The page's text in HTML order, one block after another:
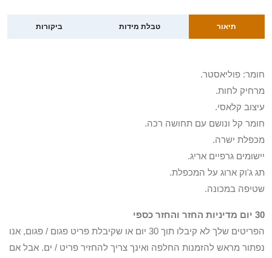
תיאור טבלת מידות ביקורות
חומר: פוליאסטר.
מרחיק לחות.
עיצוב קלאסי.
חומר קל ונושם עם תחושה רכה.
מכפלת ישרה.
יישומים גרפיים אריג.
תג ג'וק ארוג על המכפלת.
שטיפה במכונה.
30 יום מדיניות החזר והחזר כספי
הפריטים שלך לא קיבלו תוך 30 יום או שקיבלת פריט פגום / פגום, אנו
נפתור מראש להזמנות החלפה ואינך צריך להחזיר פריט / ים. אבל אם